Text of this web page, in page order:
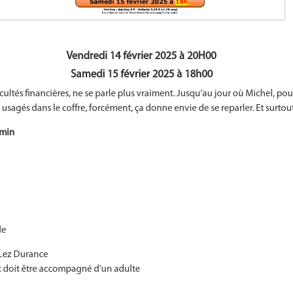
Vendredi 14 février 2025 à 20H00
Samedi 15 février 2025 à 18h00
financières, ne se parle plus vraiment. Jusqu’au jour où Michel,
dans le coffre, forcément, ça donne envie de se reparler. Et
Durance
doit être accompagné d’un adulte